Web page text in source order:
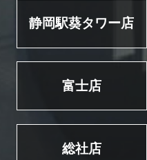
静岡駅葵タワー店
富士店
総社店